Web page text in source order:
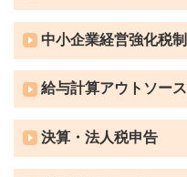
中小企業経営強化税制
給与計算アウトソース
決算・法人税申告